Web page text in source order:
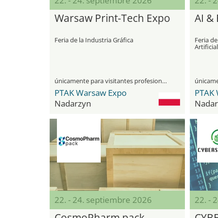
Warsaw Print-Tech Expo
Feria de la Industria Gráfica
únicamente para visitantes profesionales
PTAK Warsaw Expo
Nadarzyn
AI &
Feria
PTAK
22. - 24. septiembre 2026 22. -